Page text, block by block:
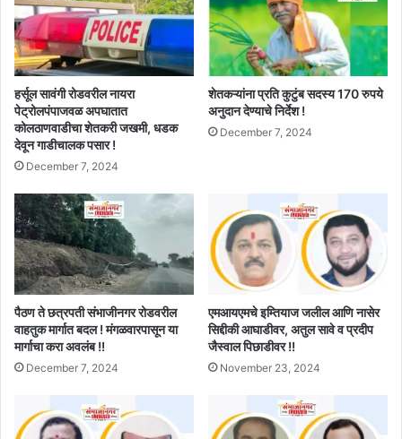
हर्सूल सावंगी रोडवरील नायरा
पेट्रोलपंपाजवळ अपघातात
कोलठाणवाडीचा शेतकरी जखमी, धडक
देवून गाडीचालक पसार !
December 7, 2024
शेतकऱ्यांना प्रति कुटुंब सदस्य 170 रुपये
अनुदान देण्याचे निर्देश !
December 7, 2024
पैठण ते छत्रपती संभाजीनगर रोडवरील
वाहतुक मार्गात बदल ! मंगळवारपासून या
मार्गाचा करा अवलंब !!
December 7, 2024
एमआयएमचे इम्तियाज जलील आणि नासेर
सिद्दीकी आघाडीवर, अतुल सावे व प्रदीप
जैस्वाल पिछाडीवर !!
November 23, 2024